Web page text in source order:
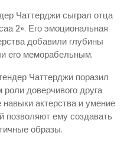
Чаттерджи сыграл отца
2». Его эмоциональная
добавили глубины
его меморабельным.
Чаттерджи поразил
доверчивого друга
навыки актерства и умение
позволяют ему создавать
образы.